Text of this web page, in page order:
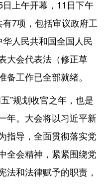
上午开幕，11日下午
7项，包括审议政府工
人民共和国全国人民
大会代表法（修正草
备工作已全部就绪。
规划收官之年，也是
年。大会将以习近平新
指导，全面贯彻落实党
全会精神，紧紧围绕党
法和法律赋予的职责，